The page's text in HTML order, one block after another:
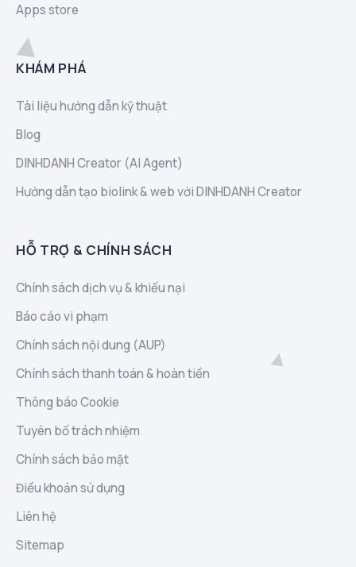
Apps store
KHÁM PHÁ
Tài liệu hướng dẫn kỹ thuật
Blog
DINHDANH Creator (AI Agent)
Hướng dẫn tạo biolink & web với DINHDANH Creator
HỖ TRỢ & CHÍNH SÁCH
Chính sách dịch vụ & khiếu nại
Báo cáo vi phạm
Chính sách nội dung (AUP)
Chính sách thanh toán & hoàn tiền
Thông báo Cookie
Tuyên bố trách nhiệm
Chính sách bảo mật
Điều khoản sử dụng
Liên hệ
Sitemap